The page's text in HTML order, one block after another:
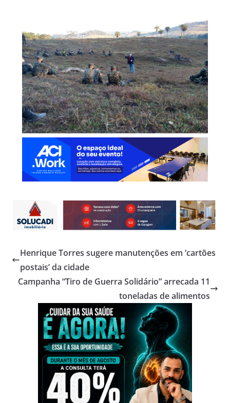
Henrique Torres sugere manutenções em ‘cartões
postais’ da cidade
Campanha “Tiro de Guerra Solidário” arrecada 11
toneladas de alimentos